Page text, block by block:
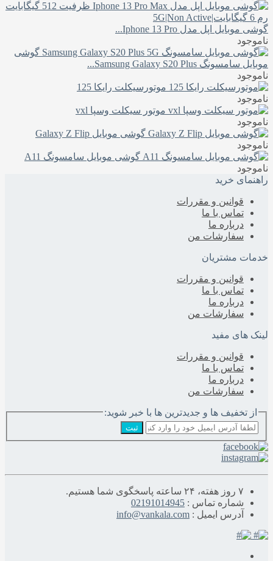
گوشی موبایل اپل مدل Iphone 13 Pro...
ناموجود
گوشی
موبایل سامسونگ Samsung Galaxy S20 Plus...
ناموجود
موتورسیکلت رایکا 125
ناموجود
موتور سیکلت وسپا vxl
ناموجود
گوشی موبایل Galaxy Z Flip
ناموجود
گوشی موبایل سامسونگ A11
ناموجود
راهنمای خرید
قوانین و مقررات
تماس با ما
درباره‌ ما
سفارشات من
خدمات مشتریان
قوانین و مقررات
تماس با ما
درباره‌ ما
سفارشات من
لینک های مفید
قوانین و مقررات
تماس با ما
درباره‌ ما
سفارشات من
از تخفیف ها و جدیدترین ها با خبر شوید:
ثبت
۷ روز هفته، ۲۴ ساعته پاسخگوی شما هستیم.
شماره تماس : 02191014945
آدرس ایمیل : info@vankala.com